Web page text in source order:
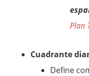
Plan
Cuadrante
Define